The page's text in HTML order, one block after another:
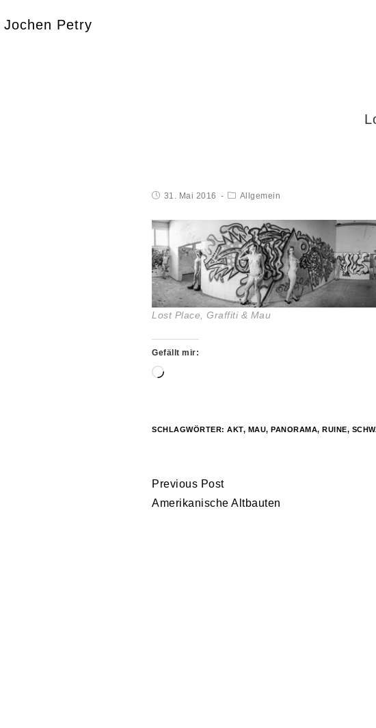
Jochen Petry
31. Mai 2016 Allgemein
Lost Place, Graffiti & Mau
Gefällt mir:
Wird
SCHLAGWÖRTER: AKT, MAU, PANORAMA, RUINE,
Continue
Reading
Previous Post
Amerikanische Altbauten